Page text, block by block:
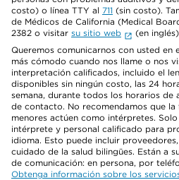
costo) o línea TTY al 711 (sin costo).
de Médicos de California (Medical
2382 o visitar su sitio web
(en
Queremos comunicarnos con usted en
más cómodo cuando nos llame o nos
interpretación calificados, incluido el
disponibles sin ningún costo, las 24
semana, durante todos los horarios de
de contacto. No recomendamos que la
menores actúen como intérpretes.
intérprete y personal calificado para
idioma. Esto puede incluir
cuidado de la salud bilingües. Están a
de comunicación: en persona, por
Obtenga información sobre los